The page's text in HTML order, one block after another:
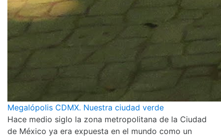
Megalópolis CDMX. Nuestra ciudad verde
Hace medio siglo la zona metropolitana de la Ciudad
de México ya era expuesta en el mundo como un